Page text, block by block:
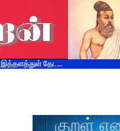
இத்தளத்துள் தேட...
குறள்